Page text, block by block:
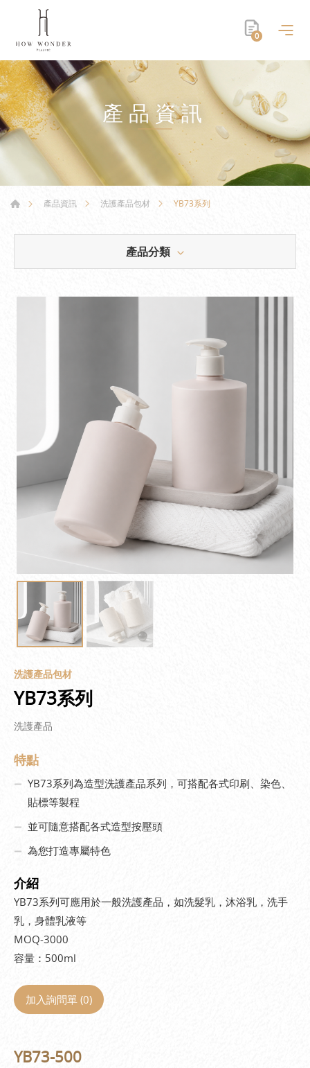
0
產品資訊
產品資訊 洗護產品包材 YB73系列
產品分類
洗護產品包材
YB73系列
洗護產品
特點
YB73系列為造型洗護產品系列，可搭配各式印刷、染色、
貼標等製程
並可隨意搭配各式造型按壓頭
為您打造專屬特色
介紹
YB73系列可應用於一般洗護產品，如洗髮乳，沐浴乳，洗手
乳，身體乳液等
MOQ-3000
容量：500ml
加入詢問單 (0)
YB73-500